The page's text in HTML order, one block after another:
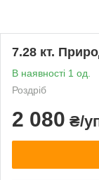
7.28 кт.
В наявності 1 од.
Роздріб
2 080 ₴/